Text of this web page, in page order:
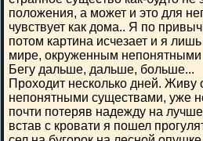
положения, а может и это для
чувствует как дома.. Я по
потом картина исчезает и я
мире, окруженным
Бегу дальше, дальше, больше...
Проходит несколько дней. Живу
непонятными существами, уже
почти потеряв надежду на
встав с кровати я пошел